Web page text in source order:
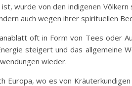
wurde von den indigenen
auch wegen ihrer spirituellen
oft in Form von Tees oder
steigert und das allgemeine
wieder.
Europa, wo es von